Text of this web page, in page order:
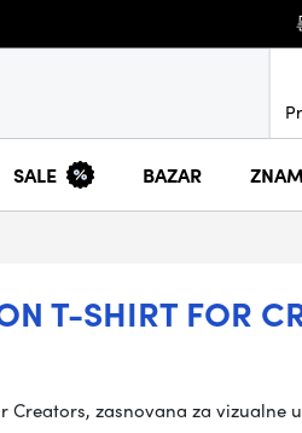
SALE BAZAR
T-SHIRT FOR
Creators, zasnovana za vizualne